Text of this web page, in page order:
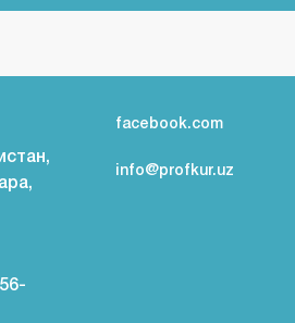
facebook.com
info@profkur.uz